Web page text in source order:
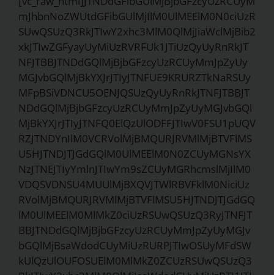
mJhbnNoZWUtdGFibGUlMjIlM0UlMEElM0N0ciUzR
SUwQSUzQ3RkJTIwY2xhc3MlM0QlMjJiaWclMjBib2
xkJTIwZGFyayUyMiUzRVRFUk1JTiUzQyUyRnRkJT
NFJTBBJTNDdGQlMjBjbGFzcyUzRCUyMmJpZyUy
MGJvbGQlMjBkYXJrJTIyJTNFUE9KRURZTkNaRSUy
MFpBSiVDNCU5OENJQSUzQyUyRnRkJTNFJTBBJT
NDdGQlMjBjbGFzcyUzRCUyMmJpZyUyMGJvbGQl
MjBkYXJrJTIyJTNFQ0ElQzUlODFFJTIwV0FSU1pUQV
RZJTNDYnIlM0VCRVolMjBMQURJRVMlMjBTVFlMS
U5HJTNDJTJGdGQlM0UlMEElM0N0ZCUyMGNsYX
NzJTNEJTIyYmlnJTIwYm9sZCUyMGRhcmslMjIlM0
VDQSVDNSU4MUUlMjBXQVJTWlRBVFklM0NiciUz
RVolMjBMQURJRVMlMjBTVFlMSU5HJTNDJTJGdGQ
lM0UlMEElM0MlMkZ0ciUzRSUwQSUzQ3RyJTNFJT
BBJTNDdGQlMjBjbGFzcyUzRCUyMmJpZyUyMGJv
bGQlMjBsaWdodCUyMiUzRURPJTIwOSUyMFdSW
kUlQzUlOUFOSUElM0MlMkZ0ZCUzRSUwQSUzQ3